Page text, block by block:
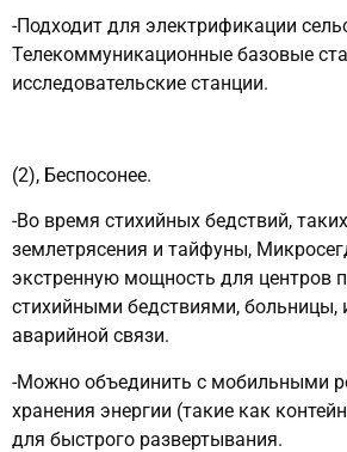
-Подходит для электрификации
Телекоммуникационные базовые
исследовательские станции.
(2), Беспосонее.
-Во время стихийных бедствий,
землетрясения и тайфуны,
экстренную мощность для центров
стихийными бедствиями, больницы,
аварийной связи.
-Можно объединить с мобильными
хранения энергии (такие как
для быстрого развертывания.